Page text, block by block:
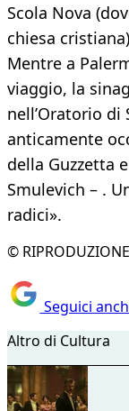
Scola Nova
chiesa
Mentre a
viaggio, la
nell’Oratorio di
anticamente
della Guzzetta
Smulevich – .
radici».
© RIPRODUZIONE
Seguici
Altro di Cultura